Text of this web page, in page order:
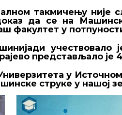
такмичењу није
да се на
факултет у
учествовало
представљало је
у
струке у нашој